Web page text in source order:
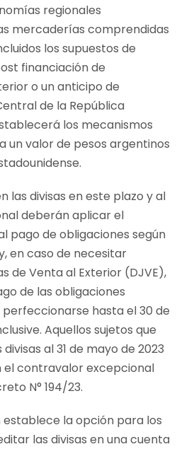
regionales
mercaderías comprendidas
los supuestos de
financiación de
o un anticipo de
de la República
los mecanismos
un valor de pesos argentinos
las divisas en este plazo y al
deberán aplicar el
pago de obligaciones según
en caso de necesitar
de Venta al Exterior (DJVE),
de las obligaciones
hasta el 30 de
Aquellos sujetos que
al 31 de mayo de 2023
el contravalor excepcional
N° 194/23.
la opción para los
las divisas en una cuenta